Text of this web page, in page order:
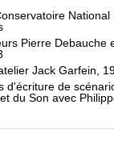
Pierre Debauche
Jack Garfein,
d'écriture de
du Son avec